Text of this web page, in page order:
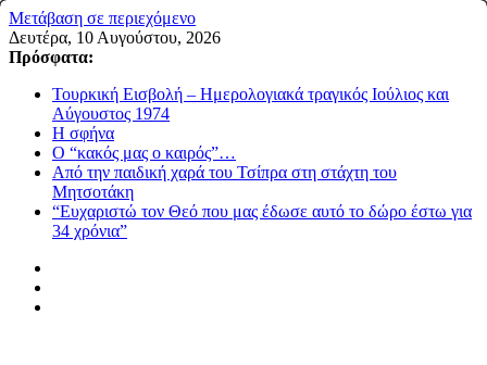
Μετάβαση σε περιεχόμενο
Δευτέρα, 10 Αυγούστου, 2026
Πρόσφατα:
Τουρκική Εισβολή – Ημερολογιακά τραγικός Ιούλιος και
Αύγουστος 1974
Η σφήνα
Ο “κακός μας ο καιρός”…
Από την παιδική χαρά του Τσίπρα στη στάχτη του
Μητσοτάκη
“Ευχαριστώ τον Θεό που μας έδωσε αυτό το δώρο έστω για
34 χρόνια”